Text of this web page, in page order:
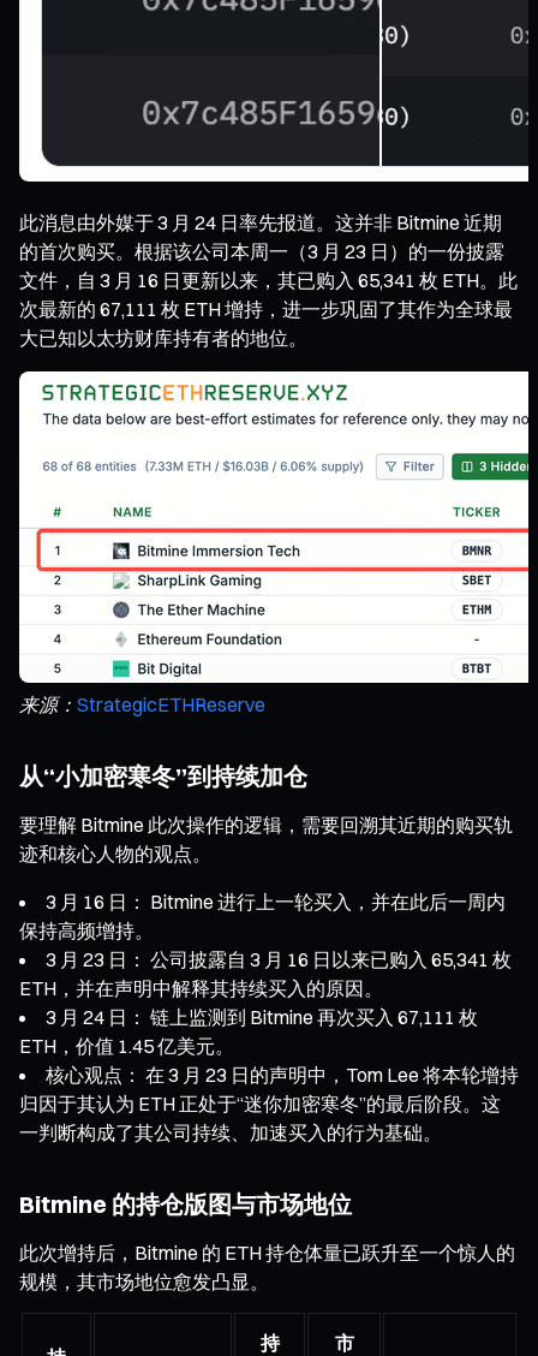
此消息由外媒于 3 月 24 日率先报道。这并非 Bitmine 近期
的首次购买。根据该公司本周一（3 月 23 日）的一份披露
文件，自 3 月 16 日更新以来，其已购入 65,341 枚 ETH。此
次最新的 67,111 枚 ETH 增持，进一步巩固了其作为全球最
大已知以太坊财库持有者的地位。
来源： StrategicETHReserve
从“小加密寒冬”到持续加仓
要理解 Bitmine 此次操作的逻辑，需要回溯其近期的购买轨
迹和核心人物的观点。
3 月 16 日： Bitmine 进行上一轮买入，并在此后一周内
保持高频增持。
3 月 23 日： 公司披露自 3 月 16 日以来已购入 65,341 枚
ETH，并在声明中解释其持续买入的原因。
3 月 24 日： 链上监测到 Bitmine 再次买入 67,111 枚
ETH，价值 1.45 亿美元。
核心观点： 在 3 月 23 日的声明中，Tom Lee 将本轮增持
归因于其认为 ETH 正处于“迷你加密寒冬”的最后阶段。这
一判断构成了其公司持续、加速买入的行为基础。
Bitmine 的持仓版图与市场地位
此次增持后，Bitmine 的 ETH 持仓体量已跃升至一个惊人的
规模，其市场地位愈发凸显。
持 市